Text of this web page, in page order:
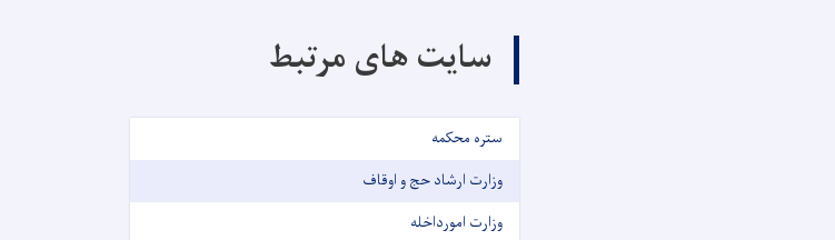
سایت های مرتبط
ستره محکمه
وزارت ارشاد حج و اوقاف
وزارت امورداخله